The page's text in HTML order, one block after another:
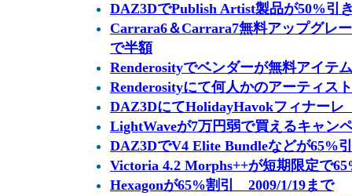
DAZ3DでPublish Artist製品が50%引
Carrara6＆Carrara7無料アップグレ
で半額
Renderosityでベンダーが無料アイテ
Renderosityにて何人かのアーティス
DAZ3DにてHolidayHavokフィナー
LightWaveが7万円弱で買えるキャン
DAZ3DでV4 Elite Bundleなどが65%
Victoria 4.2 Morphs++が短期限定で
Hexagonが65%割引 2009/1/19まで